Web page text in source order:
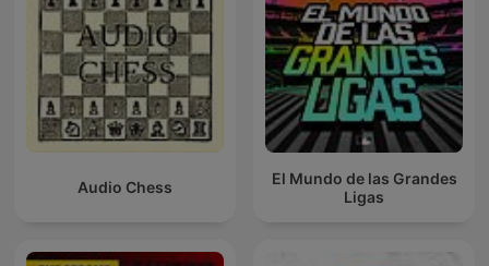
Audio Chess
El Mundo de las Grandes
Ligas